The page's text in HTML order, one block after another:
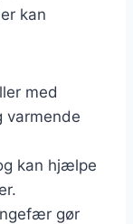
kan
med
varmende
kan hjælpe
gør